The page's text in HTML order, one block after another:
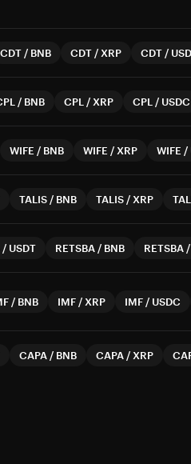
CDT / BNB CDT / XRP CDT /
/ BNB CPL / XRP CPL / USDC
WIFE / BNB WIFE / XRP WIFE /
TALIS / BNB TALIS / XRP
/ USDT RETSBA / BNB RETSBA /
/ BNB IMF / XRP IMF / USDC
CAPA / BNB CAPA / XRP